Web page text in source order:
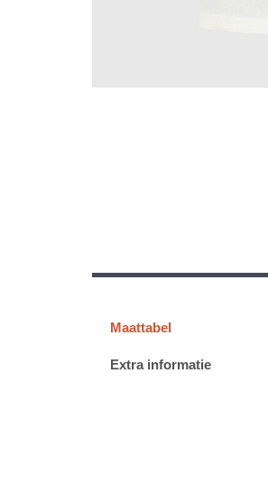
Maattabel
Extra informatie